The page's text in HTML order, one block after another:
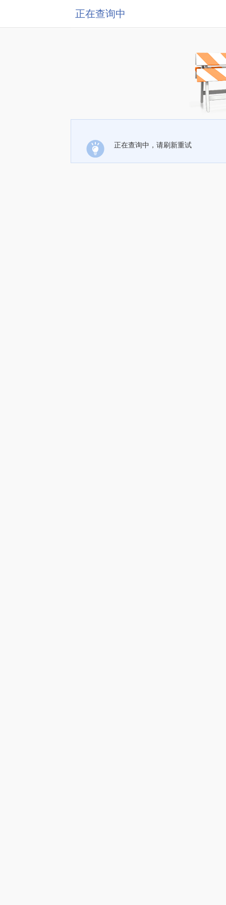
正在查询中
正在查询中，请刷新重试